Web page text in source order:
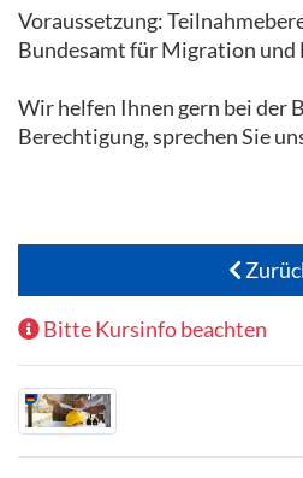
Voraussetzung:
Bundesamt für Migration und
Wir helfen Ihnen gern bei der
Berechtigung, sprechen Sie
Bitte Kursinfo beachten